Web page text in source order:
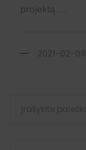
projektą....
2021-02-09